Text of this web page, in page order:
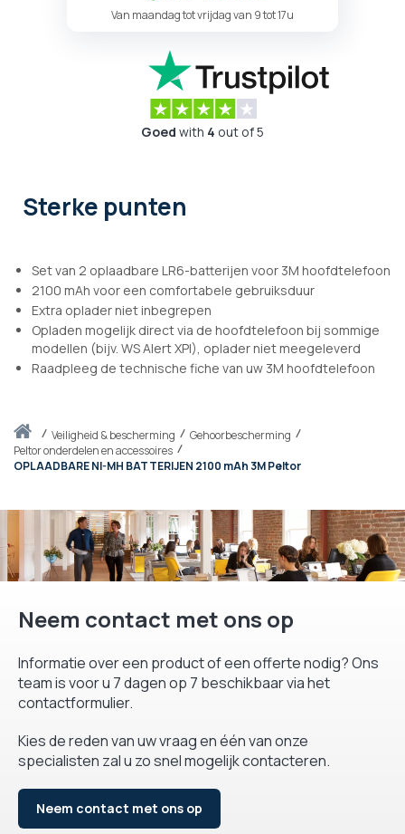
Thuisveiligheid & bescherming
Gehoorbescherming
Peltor onderdelen en accessoires
OPLAADBARE NI-MH BATTERIJEN 2100 mAh 3M Peltor
Van maandag tot vrijdag van 9 tot 17u
Goed with 4 out of 5
Sterke punten
Set van 2 oplaadbare LR6-batterijen voor 3M hoofdtelefoon
2100 mAh voor een comfortabele gebruiksduur
Extra oplader niet inbegrepen
Opladen mogelijk direct via de hoofdtelefoon bij sommige
modellen (bijv. WS Alert XPI), oplader niet meegeleverd
Raadpleeg de technische fiche van uw 3M hoofdtelefoon
Neem contact met ons op
Informatie over een product of een offerte nodig? Ons
team is voor u 7 dagen op 7 beschikbaar via het
contactformulier.
Kies de reden van uw vraag en één van onze
specialisten zal u zo snel mogelijk contacteren.
Neem contact met ons op